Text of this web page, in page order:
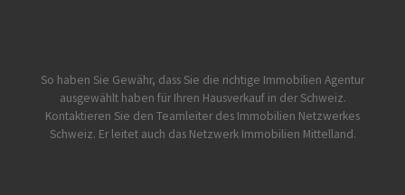
So haben Sie Gewähr, dass Sie die richtige Immobilien Agentur
ausgewählt haben für Ihren Hausverkauf in der Schweiz.
Kontaktieren Sie den Teamleiter des Immobilien Netzwerkes
Schweiz. Er leitet auch das Netzwerk Immobilien Mittelland.